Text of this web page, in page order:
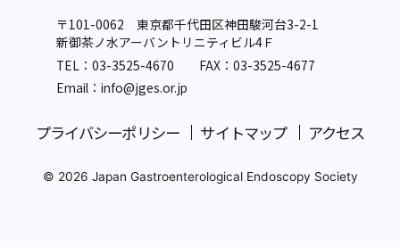
〒101-0062 東京都千代田区神田駿河台3-2-1
新御茶ノ水アーバントリニティビル4Ｆ
TEL：03-3525-4670 FAX：03-3525-4677
Email：info@jges.or.jp
プライバシーポリシー サイトマップ アクセス
© 2026 Japan Gastroenterological Endoscopy Society